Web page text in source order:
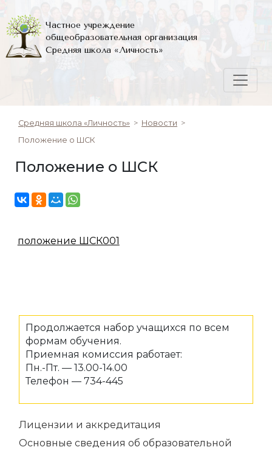
Частное учреждение
общеобразовательная организация
Средняя школа «Личность»
Средняя школа «Личность» > Новости >
Положение о ШСК
Положение о ШСК
положение ШСК001
Продолжается набор учащихся по всем
формам обучения.
Приемная комиссия работает:
Пн.-Пт. — 13.00-14.00
Телефон — 734-445
Лицензии и аккредитация
Основные сведения об образовательной